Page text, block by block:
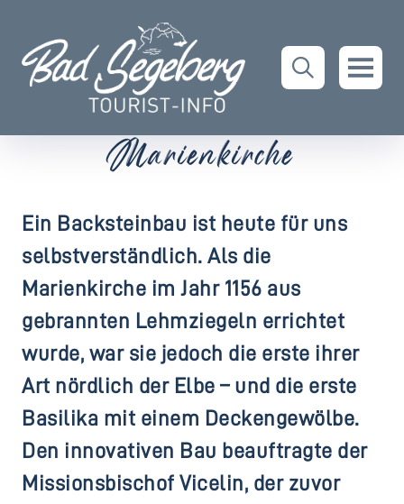
Marienkirche
Ein Backsteinbau ist heute für uns
selbstverständlich. Als die
Marienkirche im Jahr 1156 aus
gebrannten Lehmziegeln errichtet
wurde, war sie jedoch die erste ihrer
Art nördlich der Elbe – und die erste
Basilika mit einem Deckengewölbe.
Den innovativen Bau beauftragte der
Missionsbischof Vicelin, der zuvor